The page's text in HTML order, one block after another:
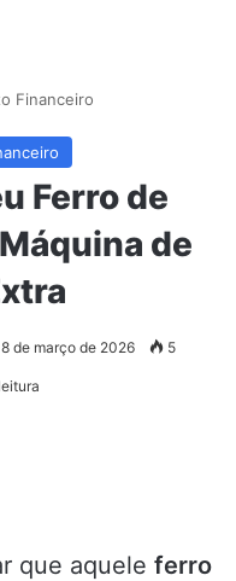
Financeiro
Ferro de
de
de março de 2026 5
que aquele ferro